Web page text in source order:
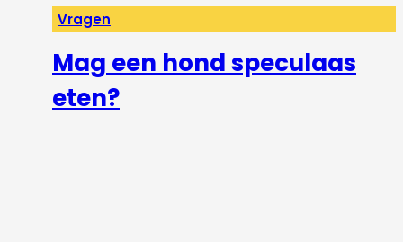
Vragen
Mag een hond speculaas
eten?